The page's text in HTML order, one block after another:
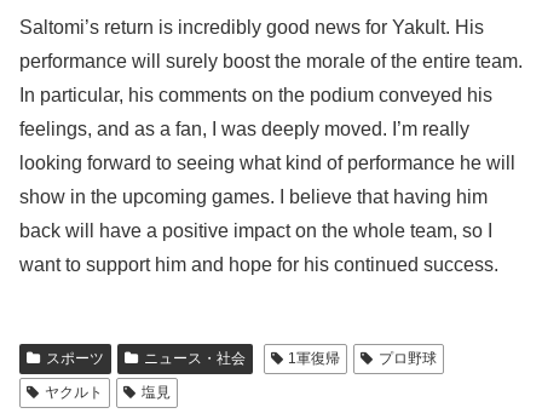
Saltomi’s return is incredibly good news for Yakult. His
performance will surely boost the morale of the entire team.
In particular, his comments on the podium conveyed his
feelings, and as a fan, I was deeply moved. I’m really
looking forward to seeing what kind of performance he will
show in the upcoming games. I believe that having him
back will have a positive impact on the whole team, so I
want to support him and hope for his continued success.
スポーツ ニュース・社会 1軍復帰
プロ野球
ヤクルト
塩見